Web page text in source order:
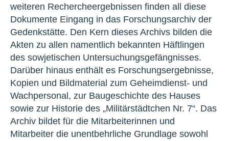
weiteren Rechercheergebnissen finden all diese
Dokumente Eingang in das Forschungsarchiv der
Gedenkstätte. Den Kern dieses Archivs bilden die
Akten zu allen namentlich bekannten Häftlingen
des sowjetischen Untersuchungsgefängnisses.
Darüber hinaus enthält es Forschungsergebnisse,
Kopien und Bildmaterial zum Geheimdienst- und
Wachpersonal, zur Baugeschichte des Hauses
sowie zur Historie des „Militärstädtchen Nr. 7“. Das
Archiv bildet für die Mitarbeiterinnen und
Mitarbeiter die unentbehrliche Grundlage sowohl